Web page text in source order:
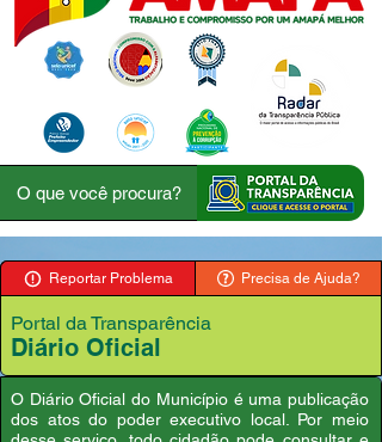
Reportar Problema Precisa de Ajuda?
Portal da Transparência
Diário Oficial
O Diário Oficial do Município é uma publicação
dos atos do poder executivo local. Por meio